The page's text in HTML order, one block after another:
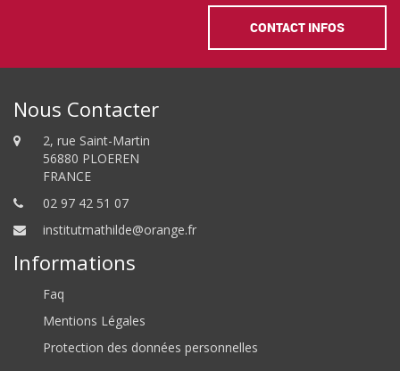
CONTACT INFOS
Nous Contacter
2, rue Saint-Martin
56880 PLOEREN
FRANCE
02 97 42 51 07
institutmathilde@orange.fr
Informations
Faq
Mentions Légales
Protection des données personnelles